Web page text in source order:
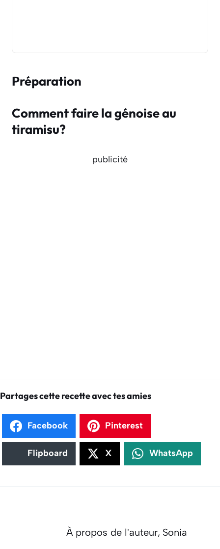
Préparation
Comment faire la génoise au
tiramisu?
publicité
Partages cette recette avec tes amies
Facebook Pinterest
Flipboard X WhatsApp
À propos de l'auteur, Sonia